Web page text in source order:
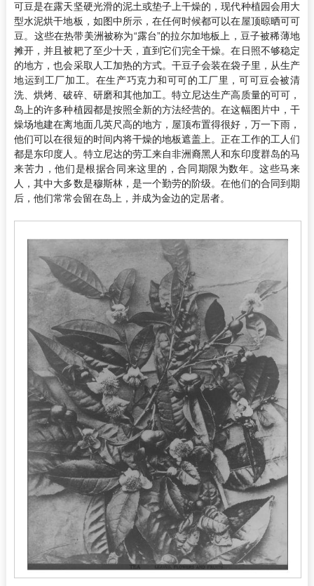
可豆是在露天坚硬光滑的泥土或垫子上干燥的，现代种植园会用大
型水泥烘干地板，如图中所示，在任何时候都可以在屋顶晾晒可可
豆。这些在热带美洲被称为“露台”的拉尔加地板上，豆子被稀薄地
摊开，并且被耙了至少十天，直到它们完全干燥。在日照不够稳定
的地方，也会采取人工加热的方式。干豆子会装在袋子里，从生产
地运到工厂加工。在生产巧克力和可可的工厂里，可可豆会被清
洗、烘烤、破碎、研磨和其他加工。特立尼达生产高质量的可可，
岛上的许多种植园都是按照全新的方法经营的。在这幅图片中，干
燥场地建在离地面几英尺高的地方，屋顶布置得很好，万一下雨，
他们可以在很短的时间内将干燥的地板遮盖上。正在工作的工人们
都是东印度人。特立尼达的劳工来自非洲裔黑人和东印度群岛的马
来苦力，他们是根据合同来这里的，合同期限为数年。这些马来
人，其中大多数是穆斯林，是一个勤劳的阶级。在他们的合同到期
后，他们常常会留在岛上，并成为金边的定居者。